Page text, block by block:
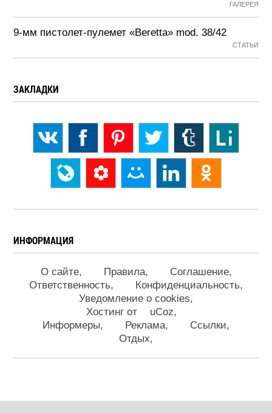
ГАЛЕРЕЯ
9-мм пистолет-пулемет «Beretta» mod. 38/42
СТАТЬИ
ЗАКЛАДКИ
ИНФОРМАЦИЯ
О сайте Правила
Соглашение
Ответственность
Конфиденциальность
Уведомление о cookies
Хостинг от
uCoz
Информеры
Реклама
Ссылки
Отдых